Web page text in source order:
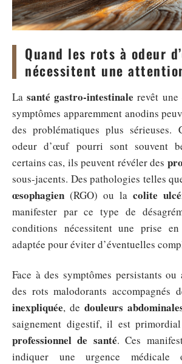
Quand les rots à odeur
nécessitent une
Lasanté gastro-intestinale revêt
symptômes apparemment anodins
des problématiques plus sérieuses.
odeur d’œuf pourri sont souvent
certains cas, ils peuvent révéler des
sous-jacents. Des pathologies telles
œsophagien (RGO) ou la colite
manifester par ce type de
conditions nécessitent une prise
adaptée pour éviter d’éventuelles
Face à des symptômes persistants ou
des rots malodorants accompagnés
inexpliquée, de douleurs
saignement digestif, il est
professionnel de santé. Ces
indiquer une urgence médicale